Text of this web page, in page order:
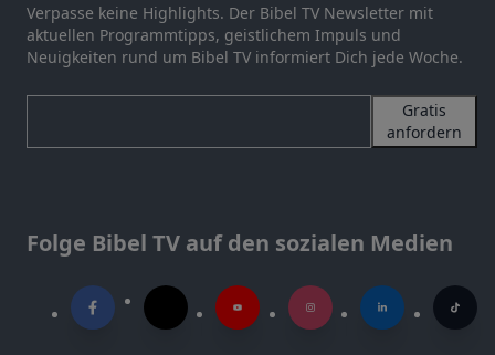
Verpasse keine Highlights. Der Bibel TV Newsletter mit
aktuellen Programmtipps, geistlichem Impuls und
Neuigkeiten rund um Bibel TV informiert Dich jede Woche.
Gratis
anfordern
Folge Bibel TV auf den sozialen Medien